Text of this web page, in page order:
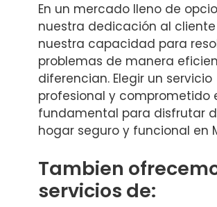
En un mercado lleno de
nuestra dedicación al
nuestra capacidad para
problemas de manera
diferencian. Elegir un servicio
profesional y comprometido
fundamental para disfrutar
hogar seguro y funcional en
Tambien
servicios de: